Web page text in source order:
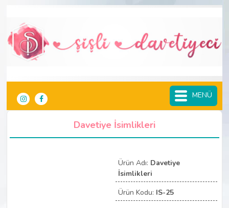
MENÜ
Davetiye İsimlikleri
Ürün Adı: Davetiye
İsimlikleri
Ürün Kodu: IS-25